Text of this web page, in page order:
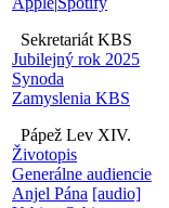
Sekretariát KBS
Jubilejný rok 2025
Synoda
Zamyslenia KBS
Pápež Lev XIV.
Životopis
Generálne audiencie
Anjel Pána [audio]